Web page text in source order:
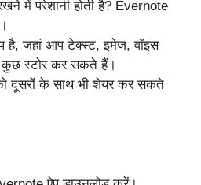
में परेशानी होती है? Evernote
है, जहां आप टेक्स्ट, इमेज, वॉइस
कुछ स्टोर कर सकते हैं।
दूसरों के साथ भी शेयर कर सकते